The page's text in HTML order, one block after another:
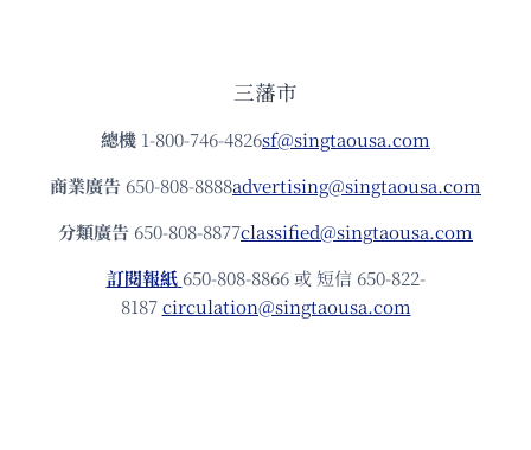
三藩市
總機 1-800-746-4826sf@singtaousa.com
商業廣告 650-808-8888advertising@singtaousa.com
分類廣告 650-808-8877classified@singtaousa.com
訂閱報紙 650-808-8866 或 短信 650-822-
8187circulation@singtaousa.com